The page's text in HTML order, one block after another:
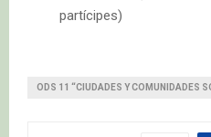
partícipes)
ODS 11 “CIUDADES Y COMUNIDADES